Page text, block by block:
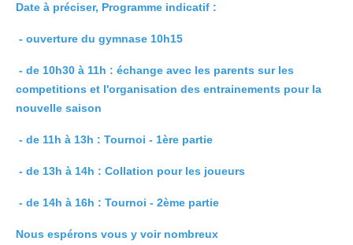
Date à préciser, Programme indicatif :
- ouverture du gymnase 10h15
- de 10h30 à 11h : échange avec les parents sur les
competitions et l'organisation des entrainements pour la
nouvelle saison
- de 11h à 13h : Tournoi - 1ère partie
- de 13h à 14h : Collation pour les joueurs
- de 14h à 16h : Tournoi - 2ème partie
Nous espérons vous y voir nombreux